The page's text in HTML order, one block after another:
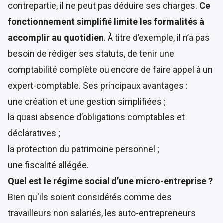
contrepartie, il ne peut pas déduire ses charges. Ce
fonctionnement simplifié limite les formalités à
accomplir au quotidien. À titre d’exemple, il n’a pas
besoin de rédiger ses statuts, de tenir une
comptabilité complète ou encore de faire appel à un
expert-comptable. Ses principaux avantages :
une création et une gestion simplifiées ;
la quasi absence d’obligations comptables et
déclaratives ;
la protection du patrimoine personnel ;
une fiscalité allégée.
Quel est le régime social d’une micro-entreprise ?
Bien qu'ils soient considérés comme des
travailleurs non salariés, les auto-entrepreneurs